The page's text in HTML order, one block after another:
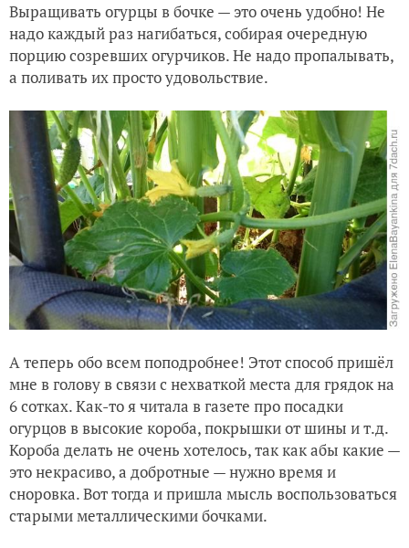
Выращивать огурцы в бочке — это очень удобно! Не
надо каждый раз нагибаться, собирая очередную
порцию созревших огурчиков. Не надо пропалывать,
а поливать их просто удовольствие.
А теперь обо всем поподробнее! Этот способ пришёл
мне в голову в связи с нехваткой места для грядок на
6 сотках. Как-то я читала в газете про посадки
огурцов в высокие короба, покрышки от шины и т.д.
Короба делать не очень хотелось, так как абы какие —
это некрасиво, а добротные — нужно время и
сноровка. Вот тогда и пришла мысль воспользоваться
старыми металлическими бочками.